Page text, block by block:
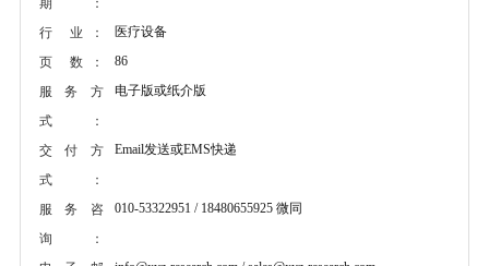
行 业：
医疗设备
页 数：
86
服务方
式：
电子版或纸介版
交付方
式：
Email发送或EMS快递
服务咨
询：
010-53322951 / 18480655925 微同